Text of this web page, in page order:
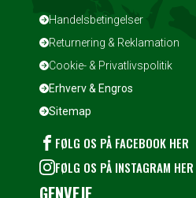
Handelsbetingelser
Returnering & Reklamation
Cookie- & Privatlivspolitik
Erhverv & Engros
Sitemap
FØLG OS PÅ FACEBOOK HER
FØLG OS PÅ INSTAGRAM HER
GENVEJE